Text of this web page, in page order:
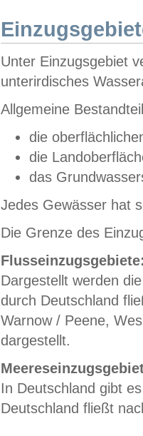
Unter Einzugsgebiet
unterirdisches
Allgemeine
die
die
das
Jedes Gewässer hat
Die Grenze des
Dargestellt werden
durch Deutschland
Warnow / Peene,
dargestellt.
In Deutschland gibt
Deutschland fließt